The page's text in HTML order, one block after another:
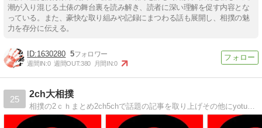
潮が入り混じる土俵の舞台裏を読み解き、読者に深い理解を促す内容とな
っている。また、豪快な取り組みや記録にまつわる話も展開し、相撲の魅
力を存分に伝える。
1630280 5
週間IN:0 週間OUT:380 月間IN:0
25
2ch大相撲
相撲の2ｃｈまとめ2ch5chで話題の記事を取り上げその他にyotubetwitterなどから炎鵬豊昇龍稀勢の里白鵬 鶴竜日馬富士栃ノ心などについて